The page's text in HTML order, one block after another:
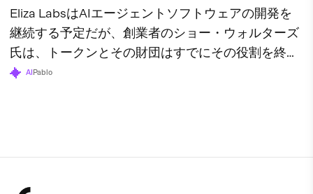
Eliza LabsはAIエージェントソフトウェアの開発を
継続する予定だが、創業者のショー・ウォルターズ
氏は、トークンとその財団はすでにその役割を終え
たと述べている。
AI Pablo